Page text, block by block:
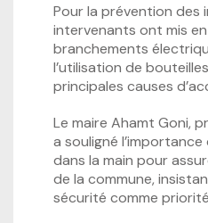
Pour la prévention des
intervenants ont mis
branchements
l’utilisation de
principales causes
Le maire Ahamt Goni,
a souligné
dans la main pour
de la commune,
sécurité comme